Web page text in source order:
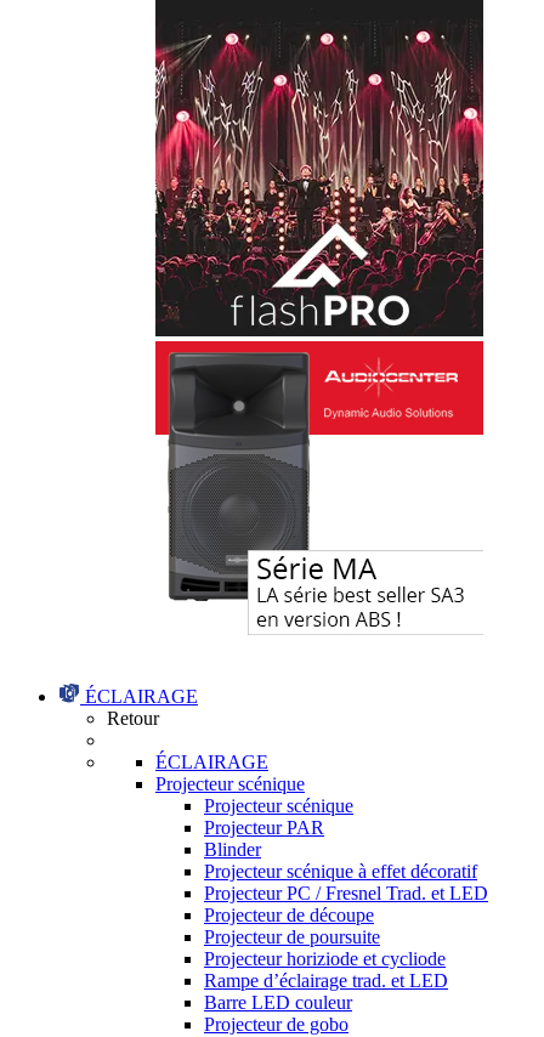
ÉCLAIRAGE
Retour
ÉCLAIRAGE
Projecteur scénique
Projecteur scénique
Projecteur PAR
Blinder
Projecteur scénique à effet décoratif
Projecteur PC / Fresnel Trad. et LED
Projecteur de découpe
Projecteur de poursuite
Projecteur horiziode et cycliode
Rampe d’éclairage trad. et LED
Barre LED couleur
Projecteur de gobo